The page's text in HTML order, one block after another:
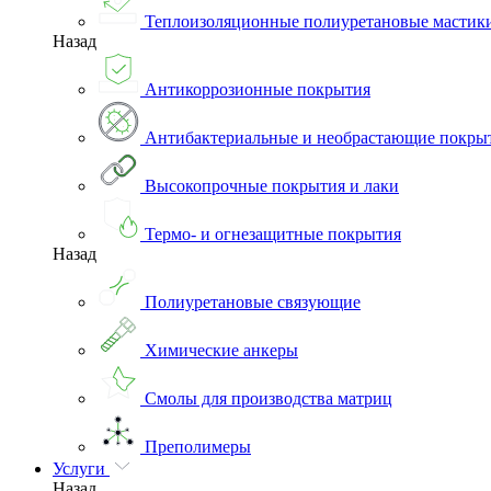
Теплоизоляционные полиуретановые
Назад
Антикоррозионные покрытия
Антибактериальные и необрастающие
Высокопрочные покрытия и лаки
Термо- и огнезащитные покрытия
Назад
Полиуретановые связующие
Химические анкеры
Смолы для производства матриц
Преполимеры
Услуги